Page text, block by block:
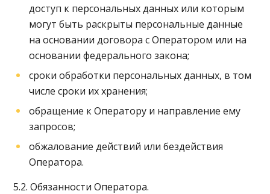
доступ к персональных данных или которым
могут быть раскрыты персональные данные
на основании договора с Оператором или на
основании федерального закона;
сроки обработки персональных данных, в том
числе сроки их хранения;
обращение к Оператору и направление ему
запросов;
обжалование действий или бездействия
Оператора.
5.2. Обязанности Оператора.